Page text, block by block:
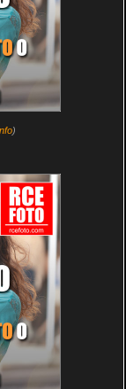
)